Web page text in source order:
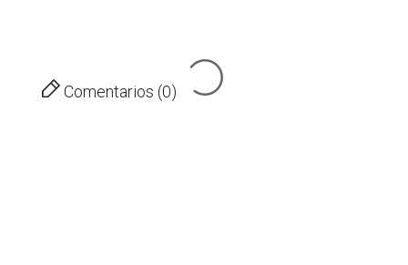
Comentarios (0)